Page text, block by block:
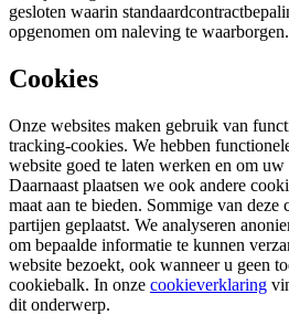
gesloten waarin
opgenomen om naleving te waarborgen.
Cookies
Onze websites maken gebruik van
tracking-cookies. We hebben
website goed te laten werken en om
Daarnaast plaatsen we ook andere
maat aan te bieden. Sommige van
partijen geplaatst. We analyseren
om bepaalde informatie te kunnen
website bezoekt, ook wanneer u geen
cookiebalk. In onze cookieverklaring
dit onderwerp.